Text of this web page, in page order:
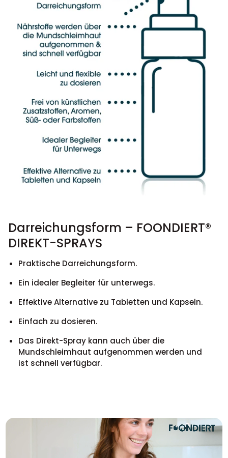
Darreichungsform – FOONDIERT®
DIREKT-SPRAYS
Praktische Darreichungsform.
Ein idealer Begleiter für unterwegs.
Effektive Alternative zu Tabletten und Kapseln.
Einfach zu dosieren.
Das Direkt-Spray kann auch über die
Mundschleimhaut aufgenommen werden und
ist schnell verfügbar.